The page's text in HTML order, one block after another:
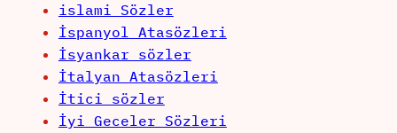
islami Sözler
İspanyol Atasözleri
İsyankar sözler
İtalyan Atasözleri
İtici sözler
İyi Geceler Sözleri